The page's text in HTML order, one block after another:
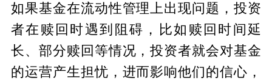
如果基金在流动性管理上出现问题，投资
者在赎回时遇到阻碍，比如赎回时间延
长、部分赎回等情况，投资者就会对基金
的运营产生担忧，进而影响他们的信心，